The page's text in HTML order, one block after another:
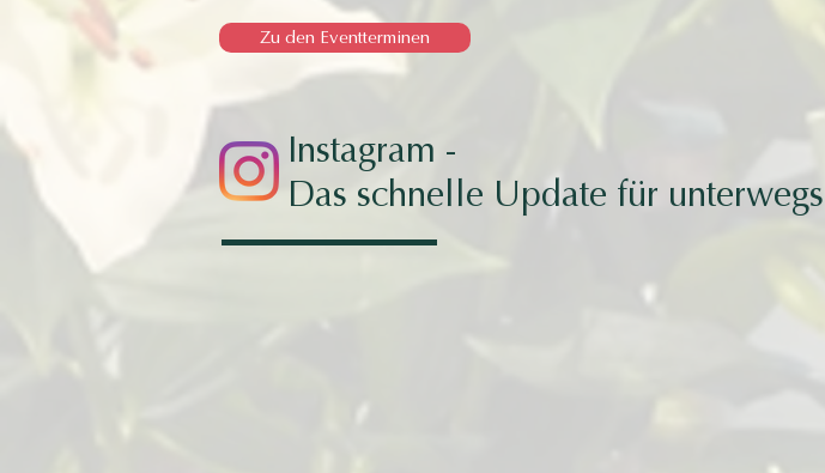
Zu den Eventterminen
Instagram -
Das schnelle Update für unterwegs